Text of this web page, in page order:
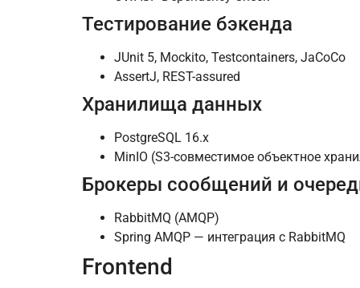
Тестирование бэкенда
JUnit 5, Mockito, Testcontainers, JaCoCo
AssertJ, REST-assured
Хранилища данных
PostgreSQL 16.x
MinIO (S3-совместимое объектное
Брокеры сообщений и
RabbitMQ (AMQP)
Spring AMQP — интеграция с RabbitMQ
Frontend